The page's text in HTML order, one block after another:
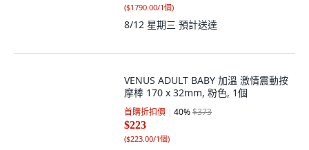
($1790.00/1個)
8/12 星期三 預計送達
VENUS ADULT BABY 加溫 激情震動按
摩棒 170 x 32mm, 粉色, 1個
首購折扣價 40%$373
$223
($223.00/1個)